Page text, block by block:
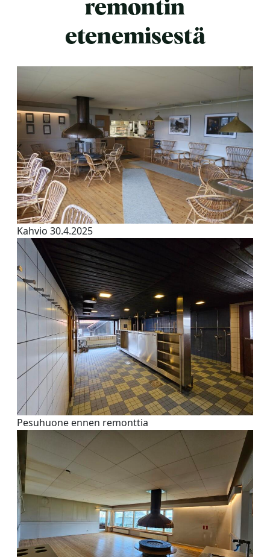
Kahvio/kassa 050 372 4167
Tietosuojaseloste
YHTEYSTIEDOT
Saunaseuran tarkoitus
Suomen Saunaseura vaalii perinteisiä, kohteliaita
saunomistapoja, joiden perustana on toisten
saunarauhan kunnioittaminen. Seura vaalii
saunakulttuuria ja pyrkii kehittämään suomalaista
saunaa ja edistämään sitä koskevaa tutkimusta.
LUE LISÄÄ
remontin
etenemisestä
Kahvio 30.4.2025
Pesuhuone ennen remonttia